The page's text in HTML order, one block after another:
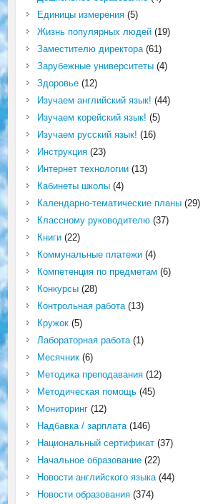
Единицы измерения(5)
Жизнь популярных людей(19)
Заместителю директора(61)
Зарубежные университеты(4)
Здоровье(12)
Изучаем английский язык! (44)
Изучаем корейский язык! (5)
Изучаем русский язык! (16)
Инструкция(23)
Интернет технологии(13)
Кабинеты школы(4)
Календарно-тематические планы(29)
Классному руководителю(37)
Книги(22)
Коммунальные платежи(4)
Компетенция по предметам (6)
Конкурсы(28)
Контрольная работа(13)
Кружок(5)
Лабораторная работа(1)
Месячник(6)
Методика преподавания(12)
Методическая помощь(45)
Мониторинг(12)
Надбавка / зарплата(146)
Национальный сертификат(37)
Начальное образование(22)
Новости английского языка(44)
Новости образования(374)